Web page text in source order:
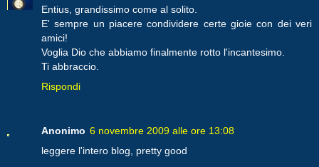
Entius, grandissimo come al solito.
E' sempre un piacere condividere certe gioie con dei veri
amici!
Voglia Dio che abbiamo finalmente rotto l'incantesimo.
Ti abbraccio.
Rispondi
Anonimo 6 novembre 2009 alle ore 13:08
leggere l'intero blog, pretty good